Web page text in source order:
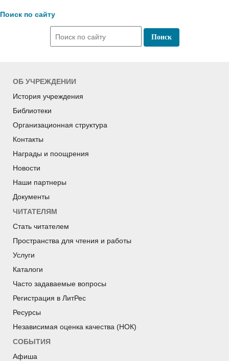
Поиск по сайту
ОБ УЧРЕЖДЕНИИ
История учреждения
Библиотеки
Организационная структура
Контакты
Награды и поощрения
Новости
Наши партнеры
Документы
ЧИТАТЕЛЯМ
Стать читателем
Пространства для чтения и работы
Услуги
Каталоги
Часто задаваемые вопросы
Регистрация в ЛитРес
Ресурсы
Независимая оценка качества (НОК)
СОБЫТИЯ
Афиша